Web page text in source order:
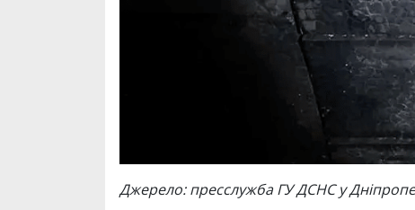
Джерело: пресслужба ГУ ДСНС у